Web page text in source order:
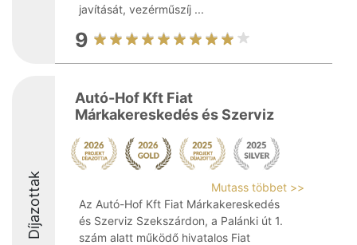
javítását, vezérműszíj ...
9
Díjazottak
Autó-Hof Kft Fiat
Márkakereskedés és Szerviz
Mutass többet >>
Az Autó-Hof Kft Fiat Márkakereskedés
és Szerviz Szekszárdon, a Palánki út 1.
szám alatt működő hivatalos Fiat